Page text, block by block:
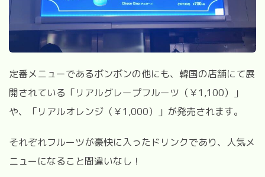
定番メニューであるボンボンの他にも、韓国の店舗にて展
開されている「リアルグレープフルーツ（￥1,100）」
や、「リアルオレンジ（￥1,000）」が発売されます。
それぞれフルーツが豪快に入ったドリンクであり、人気メ
ニューになること間違いなし！